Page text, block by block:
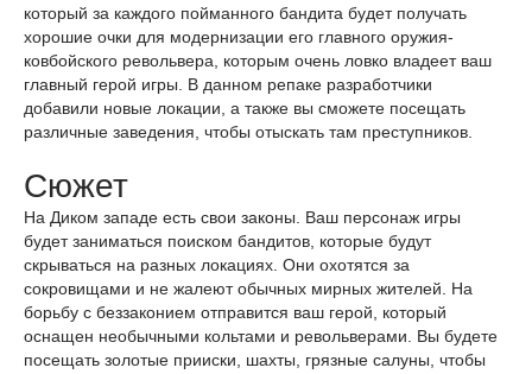
который за каждого пойманного бандита будет получать
хорошие очки для модернизации его главного оружия-
ковбойского револьвера, которым очень ловко владеет ваш
главный герой игры. В данном репаке разработчики
добавили новые локации, а также вы сможете посещать
различные заведения, чтобы отыскать там преступников.
Сюжет
На Диком западе есть свои законы. Ваш персонаж игры
будет заниматься поиском бандитов, которые будут
скрываться на разных локациях. Они охотятся за
сокровищами и не жалеют обычных мирных жителей. На
борьбу с беззаконием отправится ваш герой, который
оснащен необычными кольтами и револьверами. Вы будете
посещать золотые прииски, шахты, грязные салуны, чтобы